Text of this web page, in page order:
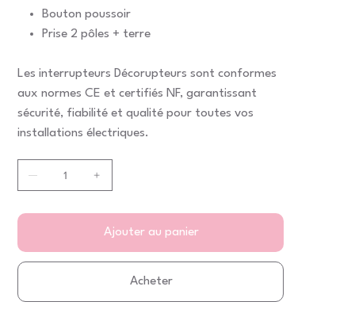
Bouton poussoir
Prise 2 pôles + terre
Les interrupteurs Décorupteurs sont conformes
aux normes CE et certifiés NF, garantissant
sécurité, fiabilité et qualité pour toutes vos
installations électriques.
Ajouter au panier
Acheter